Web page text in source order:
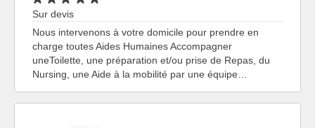
Sur devis
Nous intervenons à votre domicile pour prendre en
charge toutes Aides Humaines Accompagner
uneToilette, une préparation et/ou prise de Repas, du
Nursing, une Aide à la mobilité par une équipe…